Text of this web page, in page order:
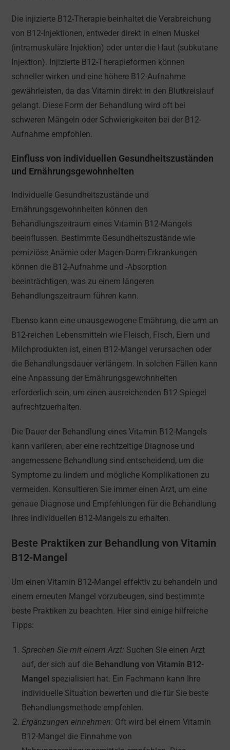
Die injizierte B12-Therapie beinhaltet die Verabreichung
von B12-Injektionen, entweder direkt in einen Muskel
(intramuskuläre Injektion) oder unter die Haut (subkutane
Injektion). Injizierte B12-Therapieformen können
schneller wirken und eine höhere B12-Aufnahme
gewährleisten, da das Vitamin direkt in den Blutkreislauf
gelangt. Diese Form der Behandlung wird oft bei
schweren Mängeln oder Schwierigkeiten bei der B12-
Aufnahme empfohlen.
Einfluss von individuellen Gesundheitszuständen
und Ernährungsgewohnheiten
Individuelle Gesundheitszustände und
Ernährungsgewohnheiten können den
Behandlungszeitraum eines Vitamin B12-Mangels
beeinflussen. Bestimmte Gesundheitszustände wie
perniziöse Anämie oder Magen-Darm-Erkrankungen
können die B12-Aufnahme und -Absorption
beeinträchtigen, was zu einem längeren
Behandlungszeitraum führen kann.
Ebenso kann eine unausgewogene Ernährung, die arm an
B12-reichen Lebensmitteln wie Fleisch, Fisch, Eiern und
Milchprodukten ist, einen B12-Mangel verursachen oder
die Behandlungsdauer verlängern. In solchen Fällen kann
eine Anpassung der Ernährungsgewohnheiten
erforderlich sein, um einen ausreichenden B12-Spiegel
aufrechtzuerhalten.
Die Dauer der Behandlung eines Vitamin B12-Mangels
kann variieren, aber eine rechtzeitige Diagnose und
angemessene Behandlung sind entscheidend, um die
Symptome zu lindern und mögliche Komplikationen zu
vermeiden. Konsultieren Sie immer einen Arzt, um eine
genaue Diagnose und Empfehlungen für die Behandlung
Ihres individuellen B12-Mangels zu erhalten.
Beste Praktiken zur Behandlung von Vitamin
B12-Mangel
Um einen Vitamin B12-Mangel effektiv zu behandeln und
einem erneuten Mangel vorzubeugen, sind bestimmte
beste Praktiken zu beachten. Hier sind einige hilfreiche
Tipps:
Sprechen Sie mit einem Arzt: Suchen Sie einen Arzt
auf, der sich auf die Behandlung von Vitamin B12-
Mangel spezialisiert hat. Ein Fachmann kann Ihre
individuelle Situation bewerten und die für Sie beste
Behandlungsmethode empfehlen.
Ergänzungen einnehmen: Oft wird bei einem Vitamin
B12-Mangel die Einnahme von